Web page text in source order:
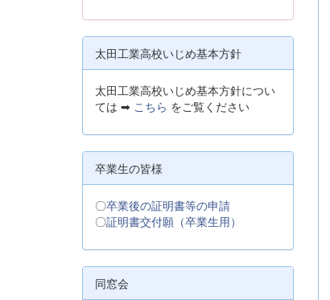
太田工業高校いじめ基本方針
太田工業高校いじめ基本方針につい
ては ➡ こちら をご覧ください
卒業生の皆様
〇卒業後の証明書等の申請
〇証明書交付願（卒業生用）
同窓会